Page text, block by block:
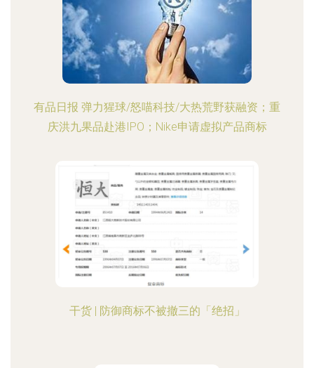
有品日报 弹力猩球/怒喵科技/大热荒野获融资；重
庆洪九果品赴港IPO；Nike申请虚拟产品商标
干货 | 防御商标不被撤三的「绝招」